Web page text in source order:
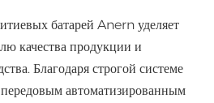
батарей Anern уделяет
качества продукции и
Благодаря строгой системе
автоматизированным